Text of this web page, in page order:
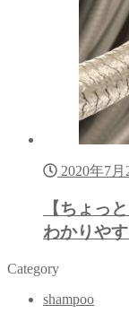
2020年7月
【ちょっ
わかりや
Category
shampoo